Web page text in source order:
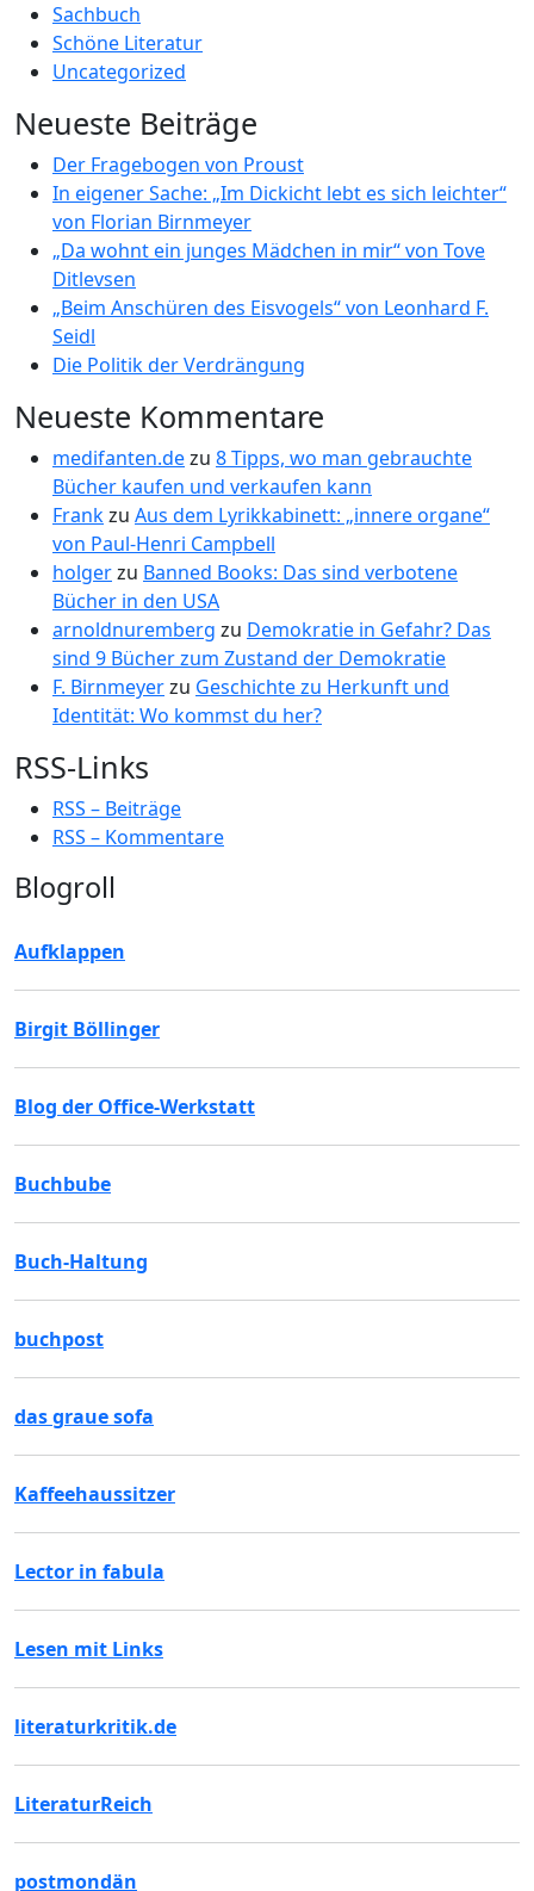
Sachbuch
Schöne Literatur
Uncategorized
Neueste Beiträge
Der Fragebogen von Proust
In eigener Sache: „Im Dickicht lebt es sich leichter“
von Florian Birnmeyer
„Da wohnt ein junges Mädchen in mir“ von Tove
Ditlevsen
„Beim Anschüren des Eisvogels“ von Leonhard F.
Seidl
Die Politik der Verdrängung
Neueste Kommentare
medifanten.dezu 8 Tipps, wo man gebrauchte
Bücher kaufen und verkaufen kann
Frankzu Aus dem Lyrikkabinett: „innere organe“
von Paul-Henri Campbell
holgerzu Banned Books: Das sind verbotene
Bücher in den USA
arnoldnuremberg zu Demokratie in Gefahr? Das
sind 9 Bücher zum Zustand der Demokratie
F. Birnmeyerzu Geschichte zu Herkunft und
Identität: Wo kommst du her?
RSS-Links
RSS – Beiträge
RSS – Kommentare
Blogroll
Aufklappen
Birgit Böllinger
Blog der Office-Werkstatt
Buchbube
Buch-Haltung
buchpost
das graue sofa
Kaffeehaussitzer
Lector in fabula
Lesen mit Links
literaturkritik.de
LiteraturReich
postmondän